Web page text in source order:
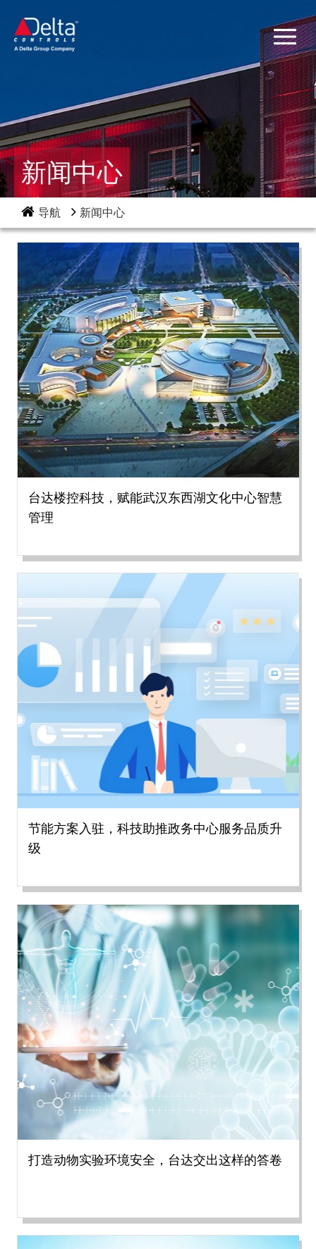
新闻中心
导航
首页
关于我们
产品与解决方案
项目案例
新闻中心
联系方式
新闻中心
台达楼控科技，赋能武汉东西湖文化中心智慧
管理
节能方案入驻，科技助推政务中心服务品质升
级
打造动物实验环境安全，台达交出这样的答卷